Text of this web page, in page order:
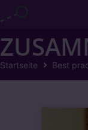
Startseite Best